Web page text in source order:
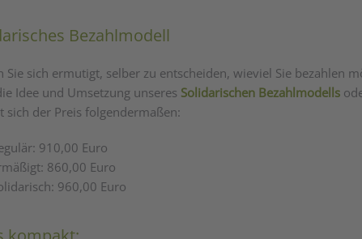
Bezahlmodell
Sie sich ermutigt, selber zu entscheiden, wieviel Sie bezahlen
Idee und Umsetzung unseres Solidarischen Bezahlmodells
sich der Preis folgendermaßen:
910,00 Euro
860,00 Euro
960,00 Euro